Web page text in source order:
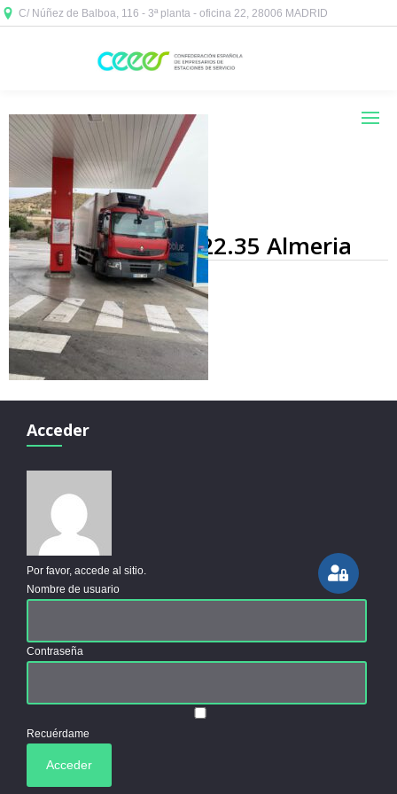
C/ Núñez de Balboa, 116 - 3ª planta - oficina 22, 28006 MADRID
2020-03-20 at 18.22.35 Almeria
Acceder
Por favor, accede al sitio.
Nombre de usuario
Contraseña
Recuérdame